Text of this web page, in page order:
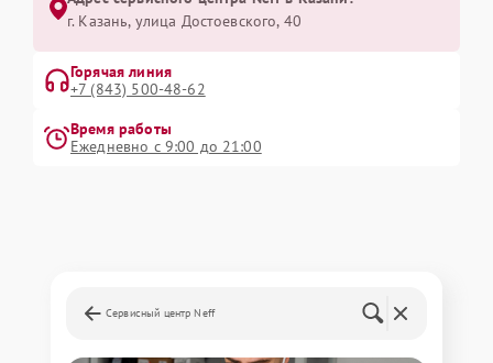
г. Казань, улица Достоевского, 40
Горячая линия
+7 (843) 500-48-62
Время работы
Ежедневно с 9:00 до 21:00
Сервисный центр Neff